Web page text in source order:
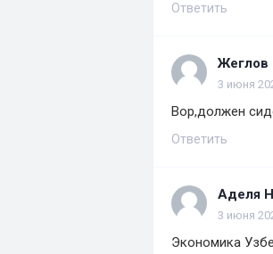
Ответить
Жеглов
3 июня
Вор,должен
Ответить
Аделя
3 июня
Экономика